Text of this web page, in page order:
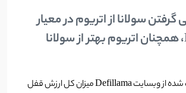
سولانا از اتریوم در معیار
فروش NFT، همچنان اتریوم بهتر از سولانا
داده‌های دریافت شده از وبسایت Defillama میزان کل ارزش قفل